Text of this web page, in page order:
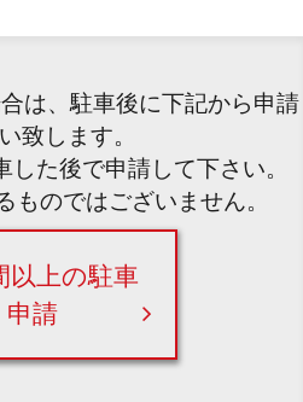
は、駐車後に下記から申請
致します。
した後で申請して下さい。
ものではございません。
以上の駐車
申請